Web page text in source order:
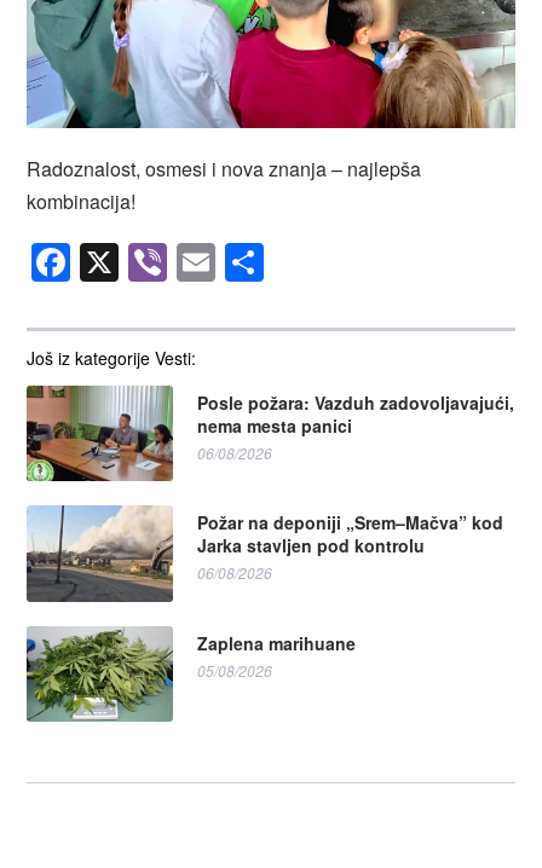
Još iz kategorije Vesti:
Posle požara: Vazduh zadovoljavajući,
nema mesta panici
06/08/2026
Požar na deponiji „Srem–Mačva” kod
Jarka stavljen pod kontrolu
06/08/2026
Zaplena marihuane
05/08/2026
Radoznalost, osmesi i nova znanja – najlepša
kombinacija!
Facebook
X Viber
Email